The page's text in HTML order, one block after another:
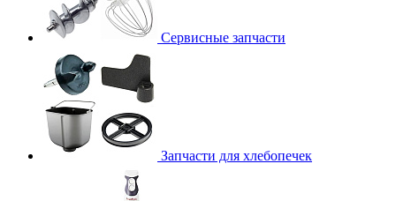
Сервисные запчасти
Запчасти для хлебопечек